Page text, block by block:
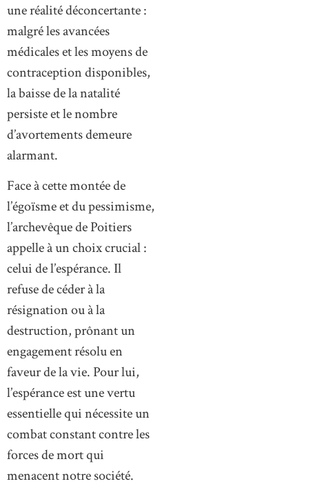
une réalité déconcertante :
malgré les avancées
médicales et les moyens de
contraception disponibles,
la baisse de la natalité
persiste et le nombre
d’avortements demeure
alarmant.
Face à cette montée de
l’égoïsme et du pessimisme,
l’archevêque de Poitiers
appelle à un choix crucial :
celui de l’espérance. Il
refuse de céder à la
résignation ou à la
destruction, prônant un
engagement résolu en
faveur de la vie. Pour lui,
l’espérance est une vertu
essentielle qui nécessite un
combat constant contre les
forces de mort qui
menacent notre société.